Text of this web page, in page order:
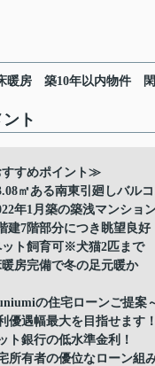
暖房 築10年以内物件
ト
すめポイント≫
㎡ある南東引廻しバル
年1月築の築浅マンショ
建7階部分につき眺望良好
ト飼育可※犬猫2匹まで
房完備で冬の足元暖か
の住宅ローンご提案
優遇幅最大を目指せます！
ト銀行の低水準金利！
所有者の優位なローン組